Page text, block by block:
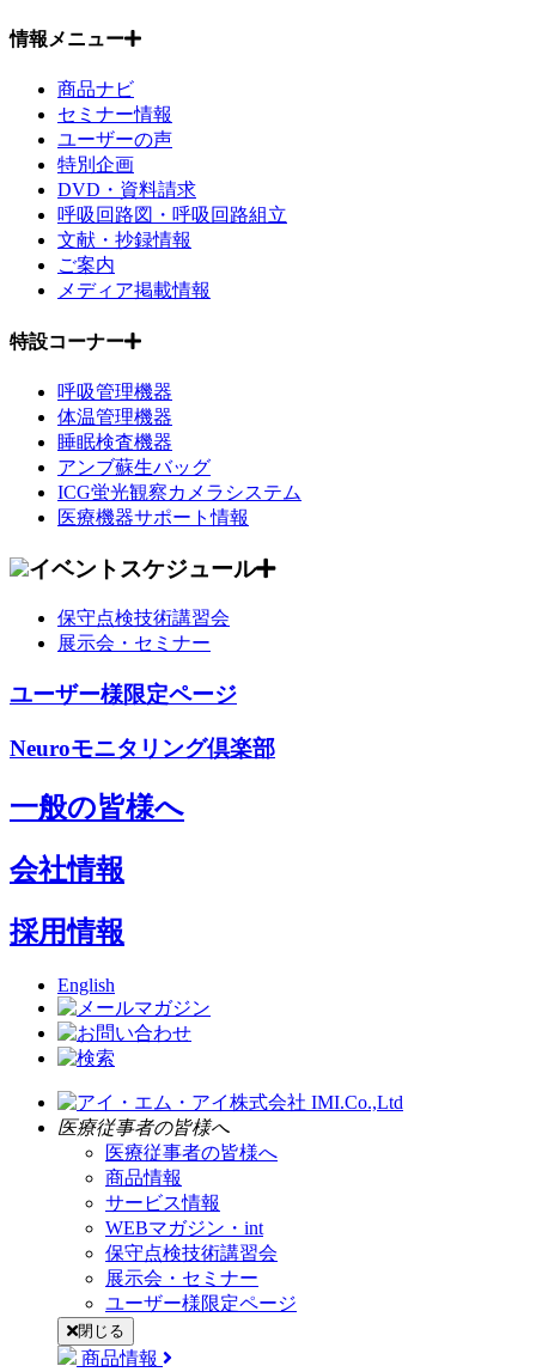
情報メニュー
商品ナビ
セミナー情報
ユーザーの声
特別企画
DVD・資料請求
呼吸回路図・呼吸回路組立
文献・抄録情報
ご案内
メディア掲載情報
特設コーナー
呼吸管理機器
体温管理機器
睡眠検査機器
アンブ蘇生バッグ
ICG蛍光観察カメラシステム
医療機器サポート情報
イベントスケジュール
保守点検技術講習会
展示会・セミナー
ユーザー様限定ページ
Neuroモニタリング倶楽部
一般の皆様へ
会社情報
採用情報
English
医療従事者の皆様へ
医療従事者の皆様へ
商品情報
サービス情報
WEBマガジン・int
保守点検技術講習会
展示会・セミナー
ユーザー様限定ページ
閉じる
商品情報